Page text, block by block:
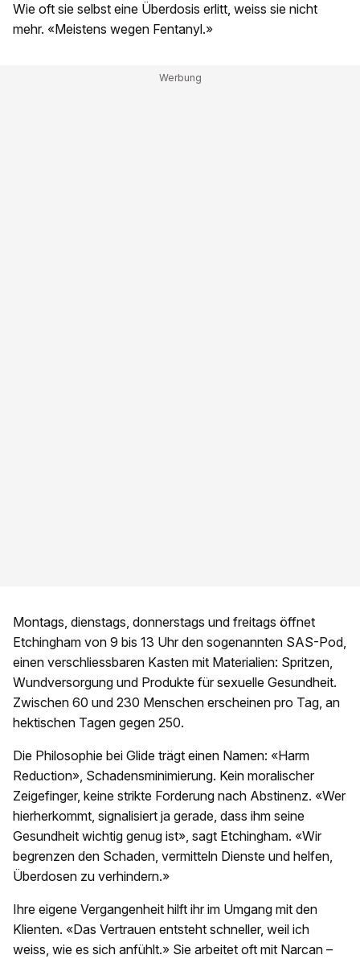
Wie oft sie selbst eine Überdosis erlitt, weiss sie nicht
mehr. «Meistens wegen Fentanyl.»
Montags, dienstags, donnerstags und freitags öffnet
Etchingham von 9 bis 13 Uhr den sogenannten SAS-Pod,
einen verschliessbaren Kasten mit Materialien: Spritzen,
Wundversorgung und Produkte für sexuelle Gesundheit.
Zwischen 60 und 230 Menschen erscheinen pro Tag, an
hektischen Tagen gegen 250.
Die Philosophie bei Glide trägt einen Namen: «Harm
Reduction», Schadensminimierung. Kein moralischer
Zeigefinger, keine strikte Forderung nach Abstinenz. «Wer
hierherkommt, signalisiert ja gerade, dass ihm seine
Gesundheit wichtig genug ist», sagt Etchingham. «Wir
begrenzen den Schaden, vermitteln Dienste und helfen,
Überdosen zu verhindern.»
Ihre eigene Vergangenheit hilft ihr im Umgang mit den
Klienten. «Das Vertrauen entsteht schneller, weil ich
weiss, wie es sich anfühlt.» Sie arbeitet oft mit Narcan –